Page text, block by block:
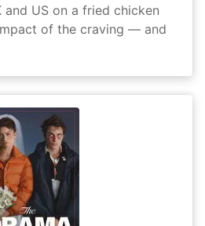
US on a fried chicken
of the craving — and